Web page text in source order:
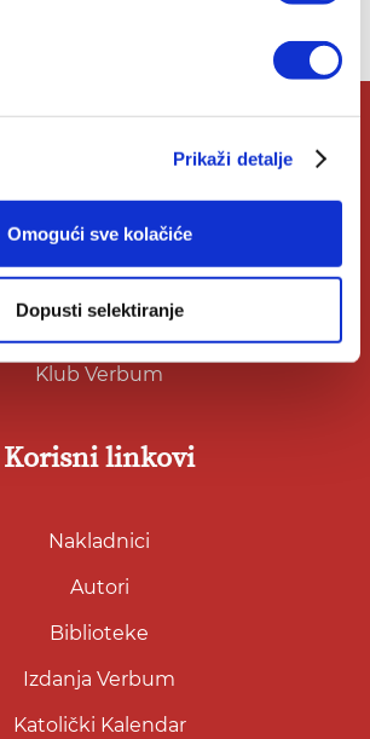
Prikaži detalje
Omogući sve kolačiće
Dopusti selektiranje
O nama
Kontakt
Klub Verbum
Korisni linkovi
Nakladnici
Autori
Biblioteke
Izdanja Verbum
Katolički Kalendar